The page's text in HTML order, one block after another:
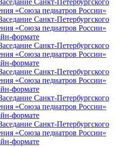
Санкт-Петербургского
«Союза педиатров России»
Санкт-Петербургского
«Союза педиатров России»
формате
Санкт-Петербургского
«Союза педиатров России»
формате
Санкт-Петербургского
«Союза педиатров России»
формате
Санкт-Петербургского
«Союза педиатров России»
формате
Санкт-Петербургского
«Союза педиатров России»
формате